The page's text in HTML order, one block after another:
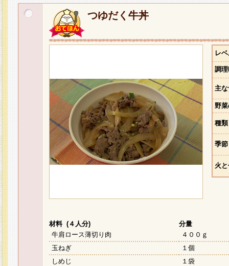
つゆだく牛丼
レ
調
主
野
種類
季節
火
材料 (４人分)
分量
牛肩ロース薄切り肉
４００ｇ
玉ねぎ
１個
しめじ
１袋